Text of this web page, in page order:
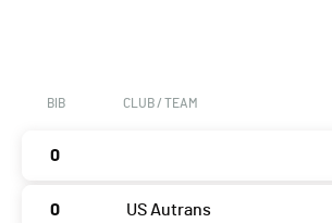
BIB CLUB / TEAM
0
0 US Autrans